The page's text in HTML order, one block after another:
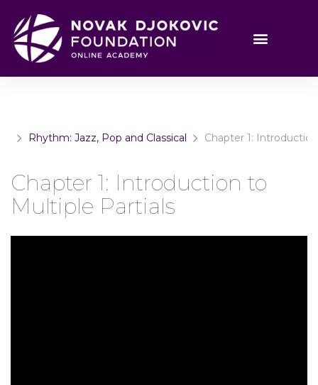
Rhythm: Jazz, Pop and Classical Chapter 1:
Chapter 1: Introduction to
Multiple Partials